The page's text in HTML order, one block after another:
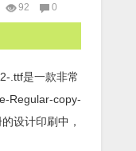
92 0
.ttf是一款非常
Regular-copy-
设计印刷中，